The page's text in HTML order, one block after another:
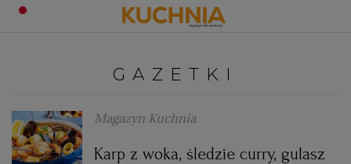
OBIADY
HALLOWEEN
KUCHNIE ŚWIATA
Zaloguj się
GAZETKI
Magazyn Kuchnia
Karp z woka, śledzie curry, gulasz